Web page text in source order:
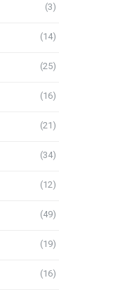
(3)
(14)
(25)
(16)
(21)
(34)
(12)
(49)
(19)
(16)